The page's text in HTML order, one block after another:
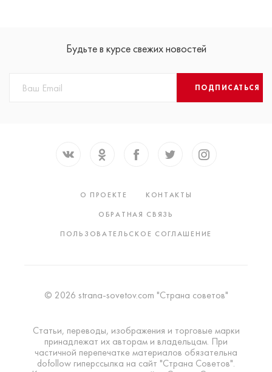
Будьте в курсе свежих новостей
ПОДПИСАТЬСЯ
О ПРОЕКТЕ
КОНТАКТЫ
ОБРАТНАЯ СВЯЗЬ
ПОЛЬЗОВАТЕЛЬСКОЕ СОГЛАШЕНИЕ
© 2026 strana-sovetov.com "Страна советов"
Статьи, переводы, изображения и торговые марки
принадлежат их авторам и владельцам. При
частичной перепечатке материалов обязательна
dofollow гиперссылка на сайт "Страна Советов".